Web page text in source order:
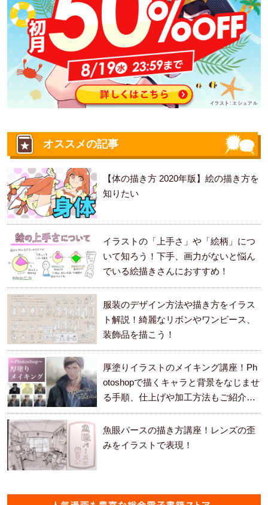
オススメの記事
【体の描き方 2020年版】絵の描き方を
知りたい
イラストの「上手さ」や「絵柄」につ
いて知ろう！下手、画力がないと悩ん
でいる絵描きさんにおすすめ！
服装のデザイン方法や描き方をイラス
ト解説！綺麗なリボンやワンピース、
装飾品を描こう！
厚塗りイラストのメイキング講座！Ph
otoshopで描くキャラと背景をなじませ
る手順、仕上げや加工方法もご紹介し
ます。
魚眼パースの描き方講座！レンズの歪
みをイラストで表現！